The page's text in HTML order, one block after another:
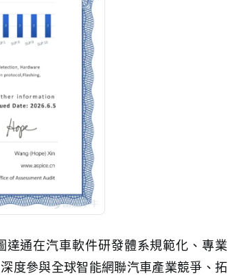
達通在汽車軟件研發體系規範化、專業
度參與全球智能網聯汽車產業競爭、拓